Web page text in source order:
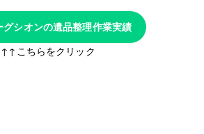
グシオンの遺品整理作業実績
↑↑こちらをクリック